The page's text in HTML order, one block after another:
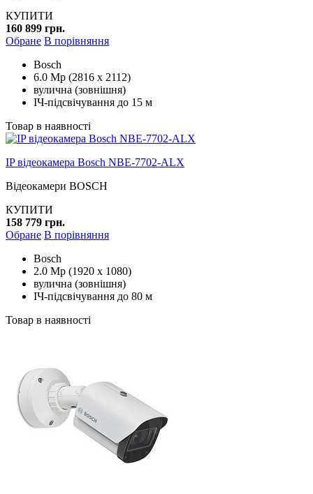
КУПИТИ
160 899 грн.
Обране В порівняння
Bosch
6.0 Mp (2816 x 2112)
вулична (зовнішня)
ІЧ-підсвічування до 15 м
Товар в наявності
IP відеокамера Bosch NBE-7702-ALX
Відеокамери BOSCH
КУПИТИ
158 779 грн.
Обране В порівняння
Bosch
2.0 Mp (1920 x 1080)
вулична (зовнішня)
ІЧ-підсвічування до 80 м
Товар в наявності